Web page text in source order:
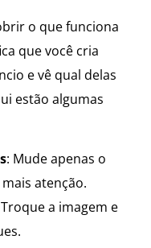
o que funciona
que você cria
e vê qual delas
estão algumas
: Mude apenas o
atenção.
a imagem e